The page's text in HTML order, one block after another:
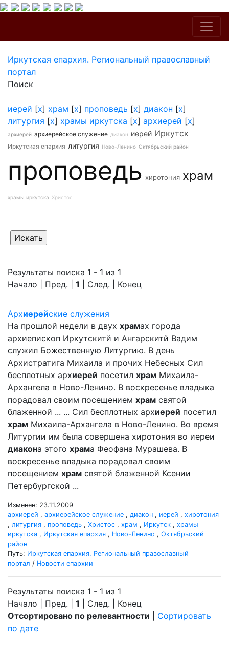
Иркутская епархия. Региональный православный
портал
Поиск
иерей [x] храм [x] проповедь [x] диакон [x]
литургия [x] храмы иркутска [x] архиерей [x]
архиерей архиерейское служение диакон иерей Иркутск
Иркутская епархия литургия Ново-Ленино Октябрьский район
проповедь хиротония храм
храмы иркутска Христос
Результаты поиска 1 - 1 из 1
Начало | Пред. | 1 | След. | Конец
Архиерейские служения
На прошлой недели в двух храмах города
архиепископ Иркутскитй и Ангарскитй Вадим
служил Божественную Литургию. В день
Архистратига Михаила и прочих Небесных Сил
бесплотных архиерей посетил храм Михаила-
Архангела в Ново-Ленино. В воскресенье владыка
порадовал своим посещением храм святой
блаженной ... ... Сил бесплотных архиерей посетил
храм Михаила-Архангела в Ново-Ленино. Во время
Литургии им была совершена хиротония во иереи
диакона этого храма Феофана Мурашева. В
воскресенье владыка порадовал своим
посещением храм святой блаженной Ксении
Петербургской ...
Изменен: 23.11.2009
архиерей , архиерейское служение , диакон , иерей , хиротония
, литургия , проповедь , Христос , храм , Иркутск , храмы
иркутска , Иркутская епархия , Ново-Ленино , Октябрьский
район
Путь: Иркутская епархия. Региональный православный
портал / Новости епархии
Результаты поиска 1 - 1 из 1
Начало | Пред. | 1 | След. | Конец
Отсортировано по релевантности
Сортировать
по дате